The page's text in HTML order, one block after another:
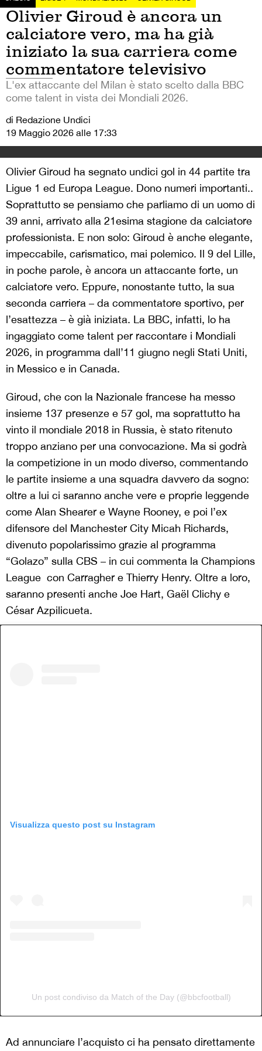
Olivier Giroud è ancora un
calciatore vero, ma ha già
iniziato la sua carriera come
commentatore televisivo
L'ex attaccante del Milan è stato scelto dalla BBC
come talent in vista dei Mondiali 2026.
di Redazione Undici
19 Maggio 2026 alle 17:33
Olivier Giroud ha segnato undici gol in 44 partite tra
Ligue 1 ed Europa League. Dono numeri importanti..
Soprattutto se pensiamo che parliamo di un uomo di
39 anni, arrivato alla 21esima stagione da calciatore
professionista. E non solo: Giroud è anche elegante,
impeccabile, carismatico, mai polemico. Il 9 del Lille,
in poche parole, è ancora un attaccante forte, un
calciatore vero. Eppure, nonostante tutto, la sua
seconda carriera – da commentatore sportivo, per
l’esattezza – è già iniziata. La BBC, infatti, lo ha
ingaggiato come talent per raccontare i Mondiali
2026, in programma dall’11 giugno negli Stati Uniti,
in Messico e in Canada.
Giroud, che con la Nazionale francese ha messo
insieme 137 presenze e 57 gol, ma soprattutto ha
vinto il mondiale 2018 in Russia, è stato ritenuto
troppo anziano per una convocazione. Ma si godrà
la competizione in un modo diverso, commentando
le partite insieme a una squadra davvero da sogno:
oltre a lui ci saranno anche vere e proprie leggende
come Alan Shearer e Wayne Rooney, e poi l’ex
difensore del Manchester City Micah Richards,
divenuto popolarissimo grazie al programma
“Golazo” sulla CBS – in cui commenta la Champions
League con Carragher e Thierry Henry. Oltre a loro,
saranno presenti anche Joe Hart, Gaël Clichy e
César Azpilicueta.
Visualizza questo post su Instagram
Un post condiviso da Match of the Day (@bbcfootball)
Ad annunciare l’acquisto ci ha pensato direttamente